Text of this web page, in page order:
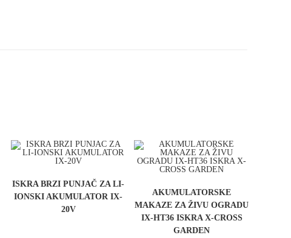
ISKRA BRZI PUNJAČ ZA LI-
IONSKI AKUMULATOR IX-
20V
AKUMULATORSKE
MAKAZE ZA ŽIVU OGRADU
IX-HT36 ISKRA X-CROSS
GARDEN